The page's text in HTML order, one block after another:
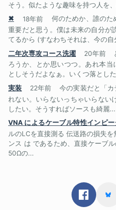
そう。似たような趣味を持つ人を
✖
18年前
何のためか、誰のた
重要だと思う。僕は未来の自分が
てるから (すなわちそれは、今の自
二年次専攻コース洗濯
20年前
ろうか、とか思いつつ。あれ本
としそうだよなぁ。いくつ落とし
実装
22年前
今の実装だと「
れない。いらないっちゃいらない
したい。そうすればソースも綺麗...
VNA によるケーブル特性インピ
ルのLCを直接測る 伝送路の損失
ンス は であるため、直接ケーブ
50Ωの...